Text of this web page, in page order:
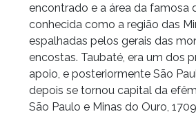
encontrado e a área da famosa
conhecida como a região das
espalhadas pelos gerais das
encostas. Taubaté, era um dos
apoio, e posteriormente São
depois se tornou capital da
São Paulo e Minas do Ouro,